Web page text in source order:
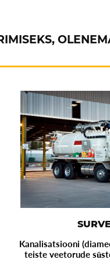
Kanalisatsiooni
teiste veetorude